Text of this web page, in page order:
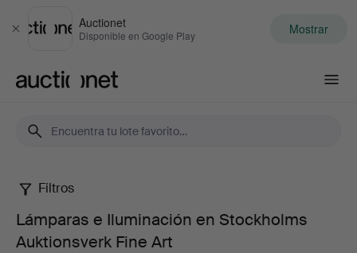
Cerrar
Auctionet
Disponible en Google Play Mostrar
Lámparas
Filtros
Lámparas e Iluminación en Stockholms
Auktionsverk Fine Art